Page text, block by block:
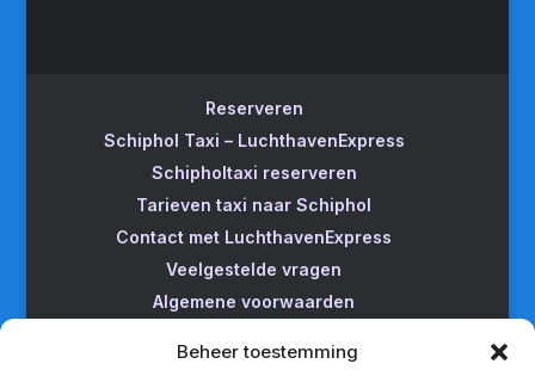
Beheer toestemming
Reserveren
Schiphol Taxi – LuchthavenExpress
Schipholtaxi reserveren
Tarieven taxi naar Schiphol
Contact met LuchthavenExpress
Veelgestelde vragen
Algemene voorwaarden